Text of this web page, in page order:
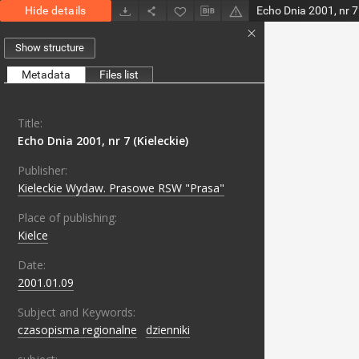
Hide details Echo Dnia 2001, nr
Show structure
Metadata Files list
Title:
Echo Dnia 2001, nr 7 (Kieleckie)
Publisher:
Kieleckie Wydaw. Prasowe RSW "Prasa"
Place of publishing:
Kielce
Date:
2001.01.09
Subject and Keywords:
czasopisma regionalne
dzienniki